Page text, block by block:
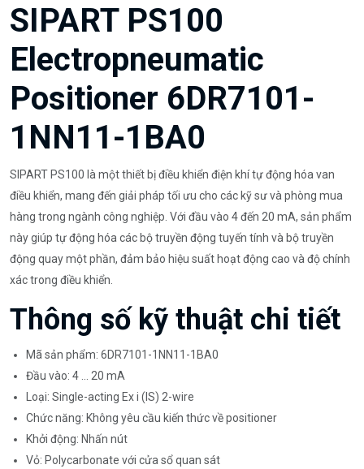
SIPART PS100
Electropneumatic
Positioner 6DR7101-
1NN11-1BA0
SIPART PS100 là một thiết bị điều khiển điện khí tự động hóa van
điều khiển, mang đến giải pháp tối ưu cho các kỹ sư và phòng mua
hàng trong ngành công nghiệp. Với đầu vào 4 đến 20 mA, sản phẩm
này giúp tự động hóa các bộ truyền động tuyến tính và bộ truyền
động quay một phần, đảm bảo hiệu suất hoạt động cao và độ chính
xác trong điều khiển.
Thông số kỹ thuật chi tiết
Mã sản phẩm: 6DR7101-1NN11-1BA0
Đầu vào: 4 ... 20 mA
Loại: Single-acting Ex i (IS) 2-wire
Chức năng: Không yêu cầu kiến thức về positioner
Khởi động: Nhấn nút
Vỏ: Polycarbonate với cửa sổ quan sát